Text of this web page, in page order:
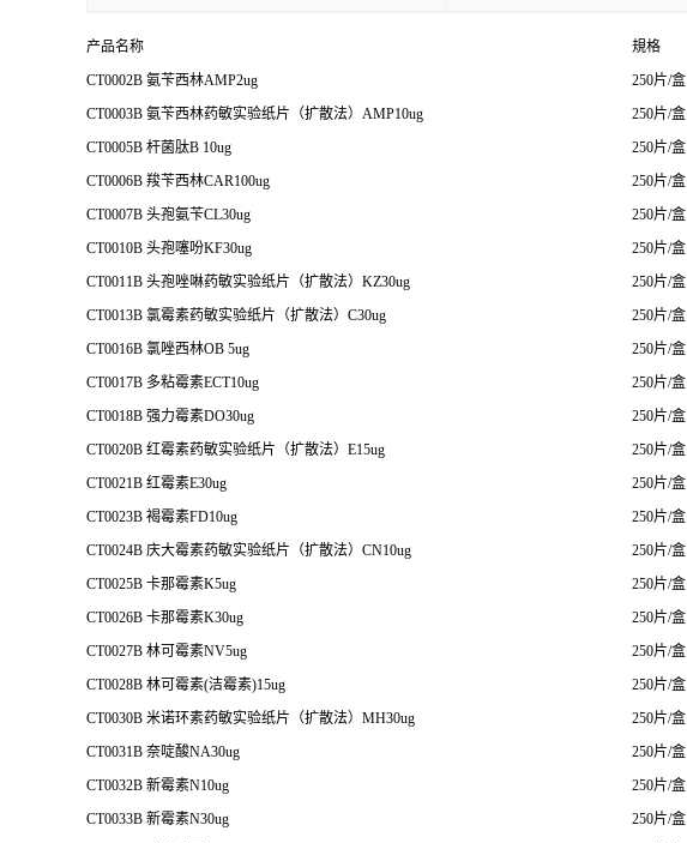
产品名称
規格
CT0002B 氨苄西林AMP2ug
250片/盒
CT0003B 氨苄西林药敏实验纸片（扩散法）AMP10ug
250片/盒
CT0005B 杆菌肽B 10ug
250片/盒
CT0006B 羧苄西林CAR100ug
250片/盒
CT0007B 头孢氨苄CL30ug
250片/盒
CT0010B 头孢噻吩KF30ug
250片/盒
CT0011B 头孢唑啉药敏实验纸片（扩散法）KZ30ug
250片/盒
CT0013B 氯霉素药敏实验纸片（扩散法）C30ug
250片/盒
CT0016B 氯唑西林OB 5ug
250片/盒
CT0017B 多粘霉素ECT10ug
250片/盒
CT0018B 强力霉素DO30ug
250片/盒
CT0020B 红霉素药敏实验纸片（扩散法）E15ug
250片/盒
CT0021B 红霉素E30ug
250片/盒
CT0023B 褐霉素FD10ug
250片/盒
CT0024B 庆大霉素药敏实验纸片（扩散法）CN10ug
250片/盒
CT0025B 卡那霉素K5ug
250片/盒
CT0026B 卡那霉素K30ug
250片/盒
CT0027B 林可霉素NV5ug
250片/盒
CT0028B 林可霉素(洁霉素)15ug
250片/盒
CT0030B 米诺环素药敏实验纸片（扩散法）MH30ug
250片/盒
CT0031B 奈啶酸NA30ug
250片/盒
CT0032B 新霉素N10ug
250片/盒
CT0033B 新霉素N30ug
250片/盒